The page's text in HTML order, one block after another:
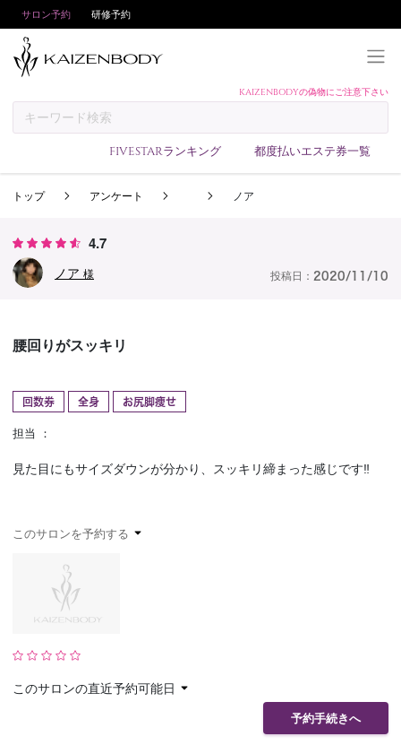
サロン予約 研修予約
KAIZENBODYの偽物にご注意下さい
FIVESTARランキング 都度払いエステ券一覧
予約方法
サロンランキング
お問い合わせ
トップ アンケート ノア
4.7
ノア 様 投稿日： 2020/11/10
腰回りがスッキリ
回数券 全身 お尻脚痩せ
担当 ：
見た目にもサイズダウンが分かり、スッキリ締まった感じです‼️
このサロンを予約する
このサロンの直近予約可能日
予約手続きへ